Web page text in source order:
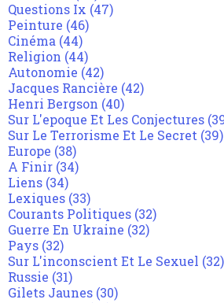
Questions Ix (47)
Peinture (46)
Cinéma (44)
Religion (44)
Autonomie (42)
Jacques Rancière (42)
Henri Bergson (40)
Sur L'epoque Et Les Conjectures
Sur Le Terrorisme Et Le Secret (39)
Europe (38)
A Finir (34)
Liens (34)
Lexiques (33)
Courants Politiques (32)
Guerre En Ukraine (32)
Pays (32)
Sur L'inconscient Et Le Sexuel (32)
Russie (31)
Gilets Jaunes (30)